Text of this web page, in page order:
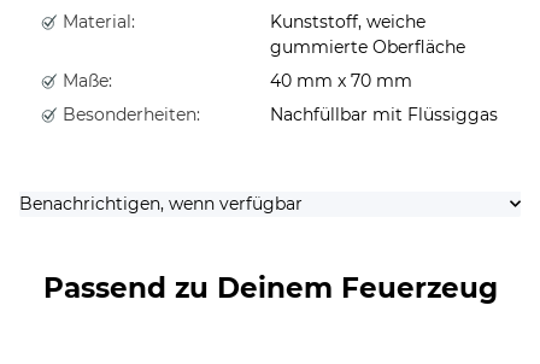
Material:
Kunststoff, weiche
gummierte Oberfläche
Maße:
40 mm x 70 mm
Besonderheiten:
Nachfüllbar mit Flüssiggas
Benachrichtigen, wenn verfügbar
Passend zu Deinem Feuerzeug